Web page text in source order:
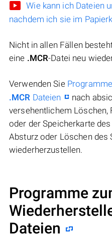
Wie kann ich Dateien
nachdem ich sie im
Nicht in allen Fällen
eine .MCR-Datei neu
Verwenden Sie
.MCR Dateien
nach
versehentlichem Löschen,
oder der Speicherkarte
Absturz oder Löschen des
wiederherzustellen.
Programme
Dateien